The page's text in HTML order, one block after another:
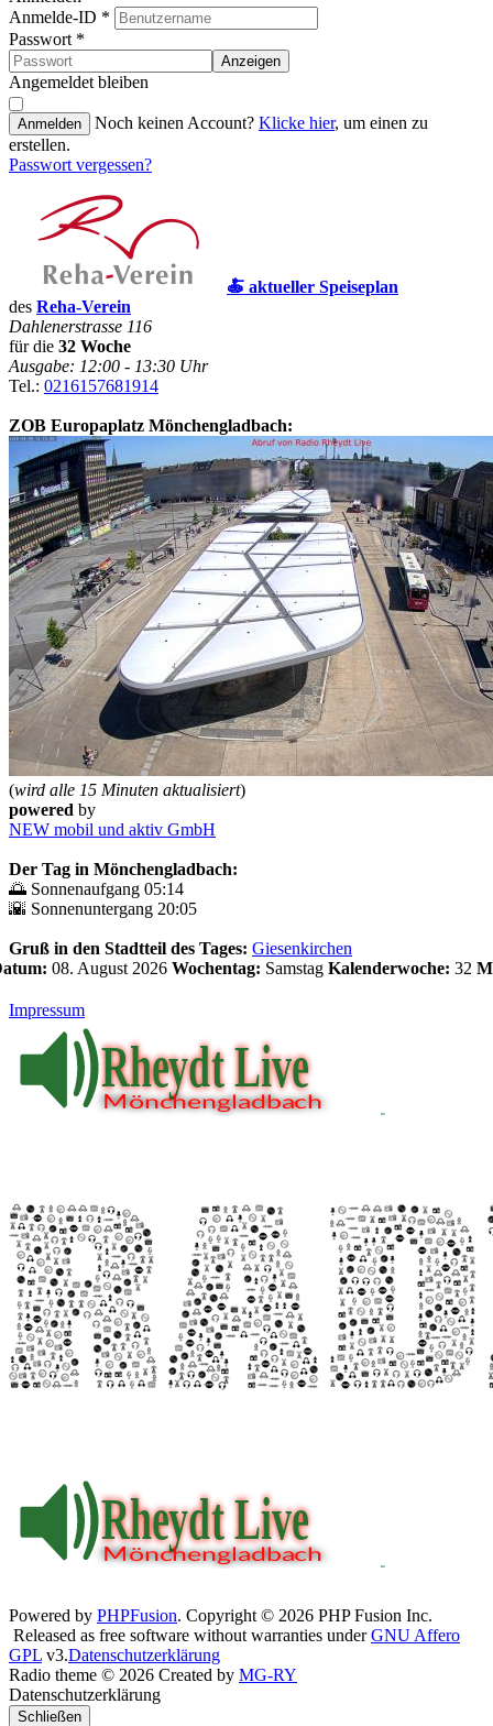
Anmelde-ID *
Passwort *
Anzeigen
Angemeldet bleiben
Anmelden Noch keinen Account? Klicke hier, um einen zu
erstellen.
Passwort vergessen?
🍝 aktueller Speiseplan
des Reha-Verein
Dahlenerstrasse 116
für die 32 Woche
Ausgabe: 12:00 - 13:30 Uhr
Tel.: 0216157681914
ZOB Europaplatz Mönchengladbach:
(wird alle 15 Minuten aktualisiert)
powered by
NEW mobil und aktiv GmbH
Der Tag in Mönchengladbach:
🌅 Sonnenaufgang 05:14
🌇 Sonnenuntergang 20:05
Gruß in den Stadtteil des Tages: Giesenkirchen
08. August 2026 Wochentag: Samstag Kalenderwoche: 32
Impressum
Powered by PHPFusion. Copyright © 2026 PHP Fusion Inc.
Released as free software without warranties underGNU Affero
GPL v3.Datenschutzerklärung
Radio theme © 2026 Created by MG-RY
Datenschutzerklärung
Schließen